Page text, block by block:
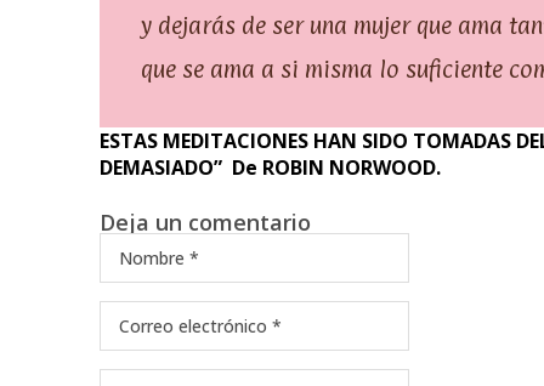
y dejarás de ser una mujer que ama
que se ama a si misma lo suficiente
ESTAS MEDITACIONES HAN SIDO TOMADAS
DEMASIADO” De ROBIN NORWOOD.
Deja un comentario